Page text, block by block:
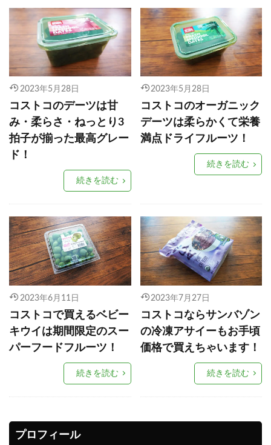
2023年5月28日
コストコのデーツは甘
み・柔らさ・ねっとり3
拍子が揃った最高グレー
ド！
続きを読む
2023年5月28日
コストコのオーガニック
デーツは柔らかくて栄養
満点ドライフルーツ！
続きを読む
2023年6月11日
コストコで買えるベビー
キウイは期間限定のスー
パーフードフルーツ！
続きを読む
2023年7月27日
コストコならサンバゾン
の冷凍アサイーもお手頃
価格で買えちゃいます！
続きを読む
プロフィール